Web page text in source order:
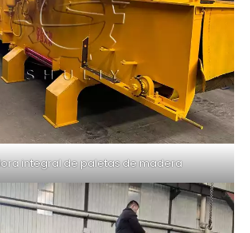
integral de paletas de madera